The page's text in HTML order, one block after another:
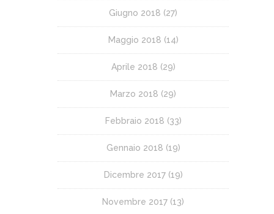
Giugno 2018 (27)
Maggio 2018 (14)
Aprile 2018 (29)
Marzo 2018 (29)
Febbraio 2018 (33)
Gennaio 2018 (19)
Dicembre 2017(19)
Novembre 2017 (13)